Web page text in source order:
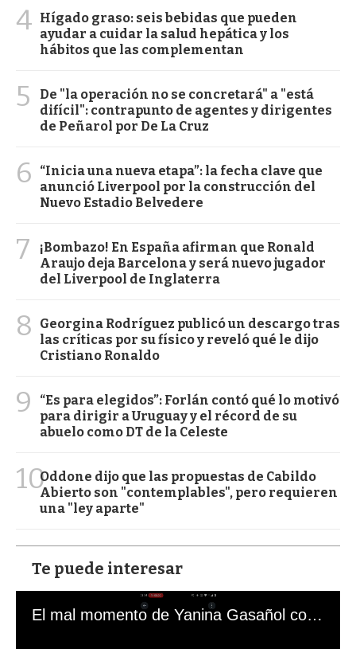
4 Hígado graso: seis bebidas que pueden
ayudar a cuidar la salud hepática y los
hábitos que las complementan
5
De "la operación no se concretará" a "está
difícil": contrapunto de agentes y dirigentes
de Peñarol por De La Cruz
6
“Inicia una nueva etapa”: la fecha clave que
anunció Liverpool por la construcción del
Nuevo Estadio Belvedere
7
¡Bombazo! En España afirman que Ronald
Araujo deja Barcelona y será nuevo jugador
del Liverpool de Inglaterra
8
Georgina Rodríguez publicó un descargo tras
las críticas por su físico y reveló qué le dijo
Cristiano Ronaldo
9
“Es para elegidos”: Forlán contó qué lo motivó
para dirigir a Uruguay y el récord de su
abuelo como DT de la Celeste
10Oddone dijo que las propuestas de Cabildo
Abierto son "contemplables", pero requieren
una "ley aparte"
Te puede interesar
El mal momento de Yanina Gasañol con un hincha argentino en "Subrayado"